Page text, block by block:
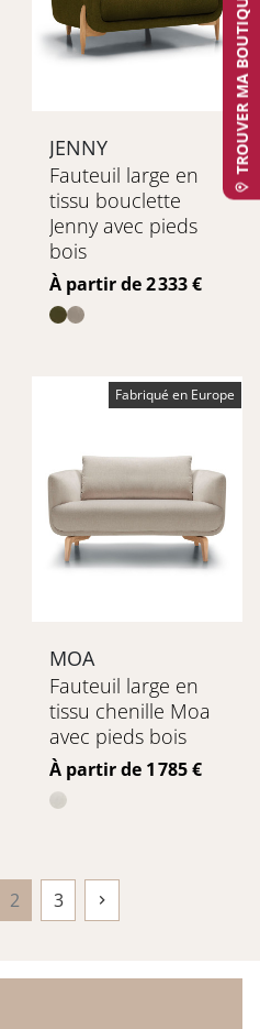
JENNY
Fauteuil large en
tissu bouclette
Jenny avec pieds
bois
Prix
À partir de 2 333 €
Fabriqué en Europe
MOA
Fauteuil large en
tissu chenille Moa
avec pieds bois
Prix
À partir de 1 785 €
2 3 Suivant

TROUVER MA BOUTIQUE